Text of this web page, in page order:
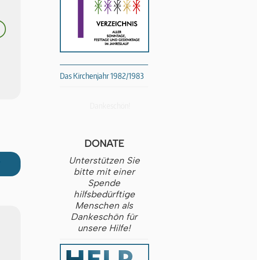
Das Kirchenjahr 1982/1983
DONATE
Unterstützen Sie
bitte mit einer
Spende
hilfsbedürftige
Menschen als
Dankeschön für
unsere Hilfe!